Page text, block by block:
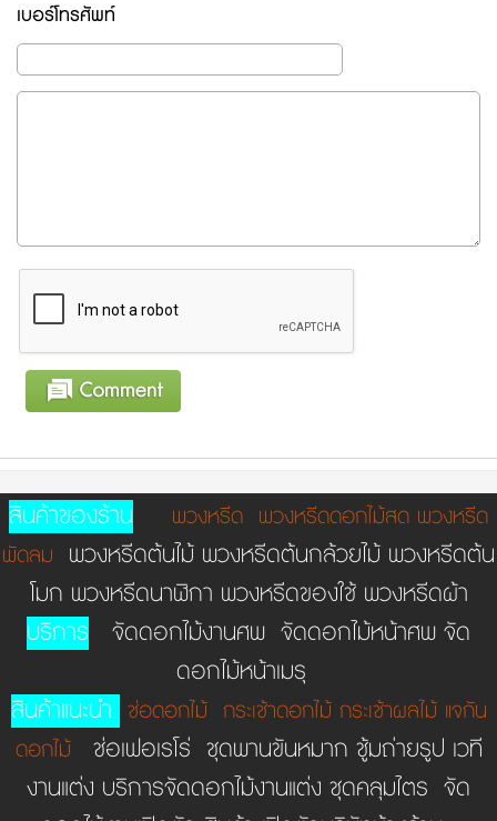
เบอร์โทรศัพท์
สินค้าของร้าน พวงหรีด พวงหรีดดอกไม้สด พวงหรีด
พัดลม พวงหรีดต้นไม้ พวงหรีดต้นกล้วยไม้ พวงหรีดต้น
โมก พวงหรีดนาฬิกา พวงหรีดของใช้ พวงหรีดผ้า
บริการ จัดดอกไม้งานศพ จัดดอกไม้หน้าศพ จัด
ดอกไม้หน้าเมรุ
สินค้าแนะนำ ช่อดอกไม้ กระเช้าดอกไม้ กระเช้าผลไม้ แจกัน
ดอกไม้
ช่อเฟอเรโร่ ชุดพานขันหมาก ชู้มถ่ายรูป เวที
งานแต่ง บริการจัดดอกไม้งานแต่ง ชุดคลุมไตร จัด